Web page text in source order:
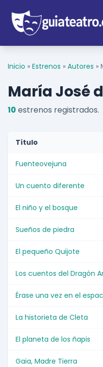
Inicio » Estrenos » Autores »
María José
10 estrenos registrados.
Título
Fuenteovejuna
Un cuento diferente
El niño y el bosque
Sueños de piedra
El pequeño Quijote
Los cuentos del Dragón
Érase una vez en el
La historieta de Cleta
El planeta de los ñapis
Gaia, Madre Tierra